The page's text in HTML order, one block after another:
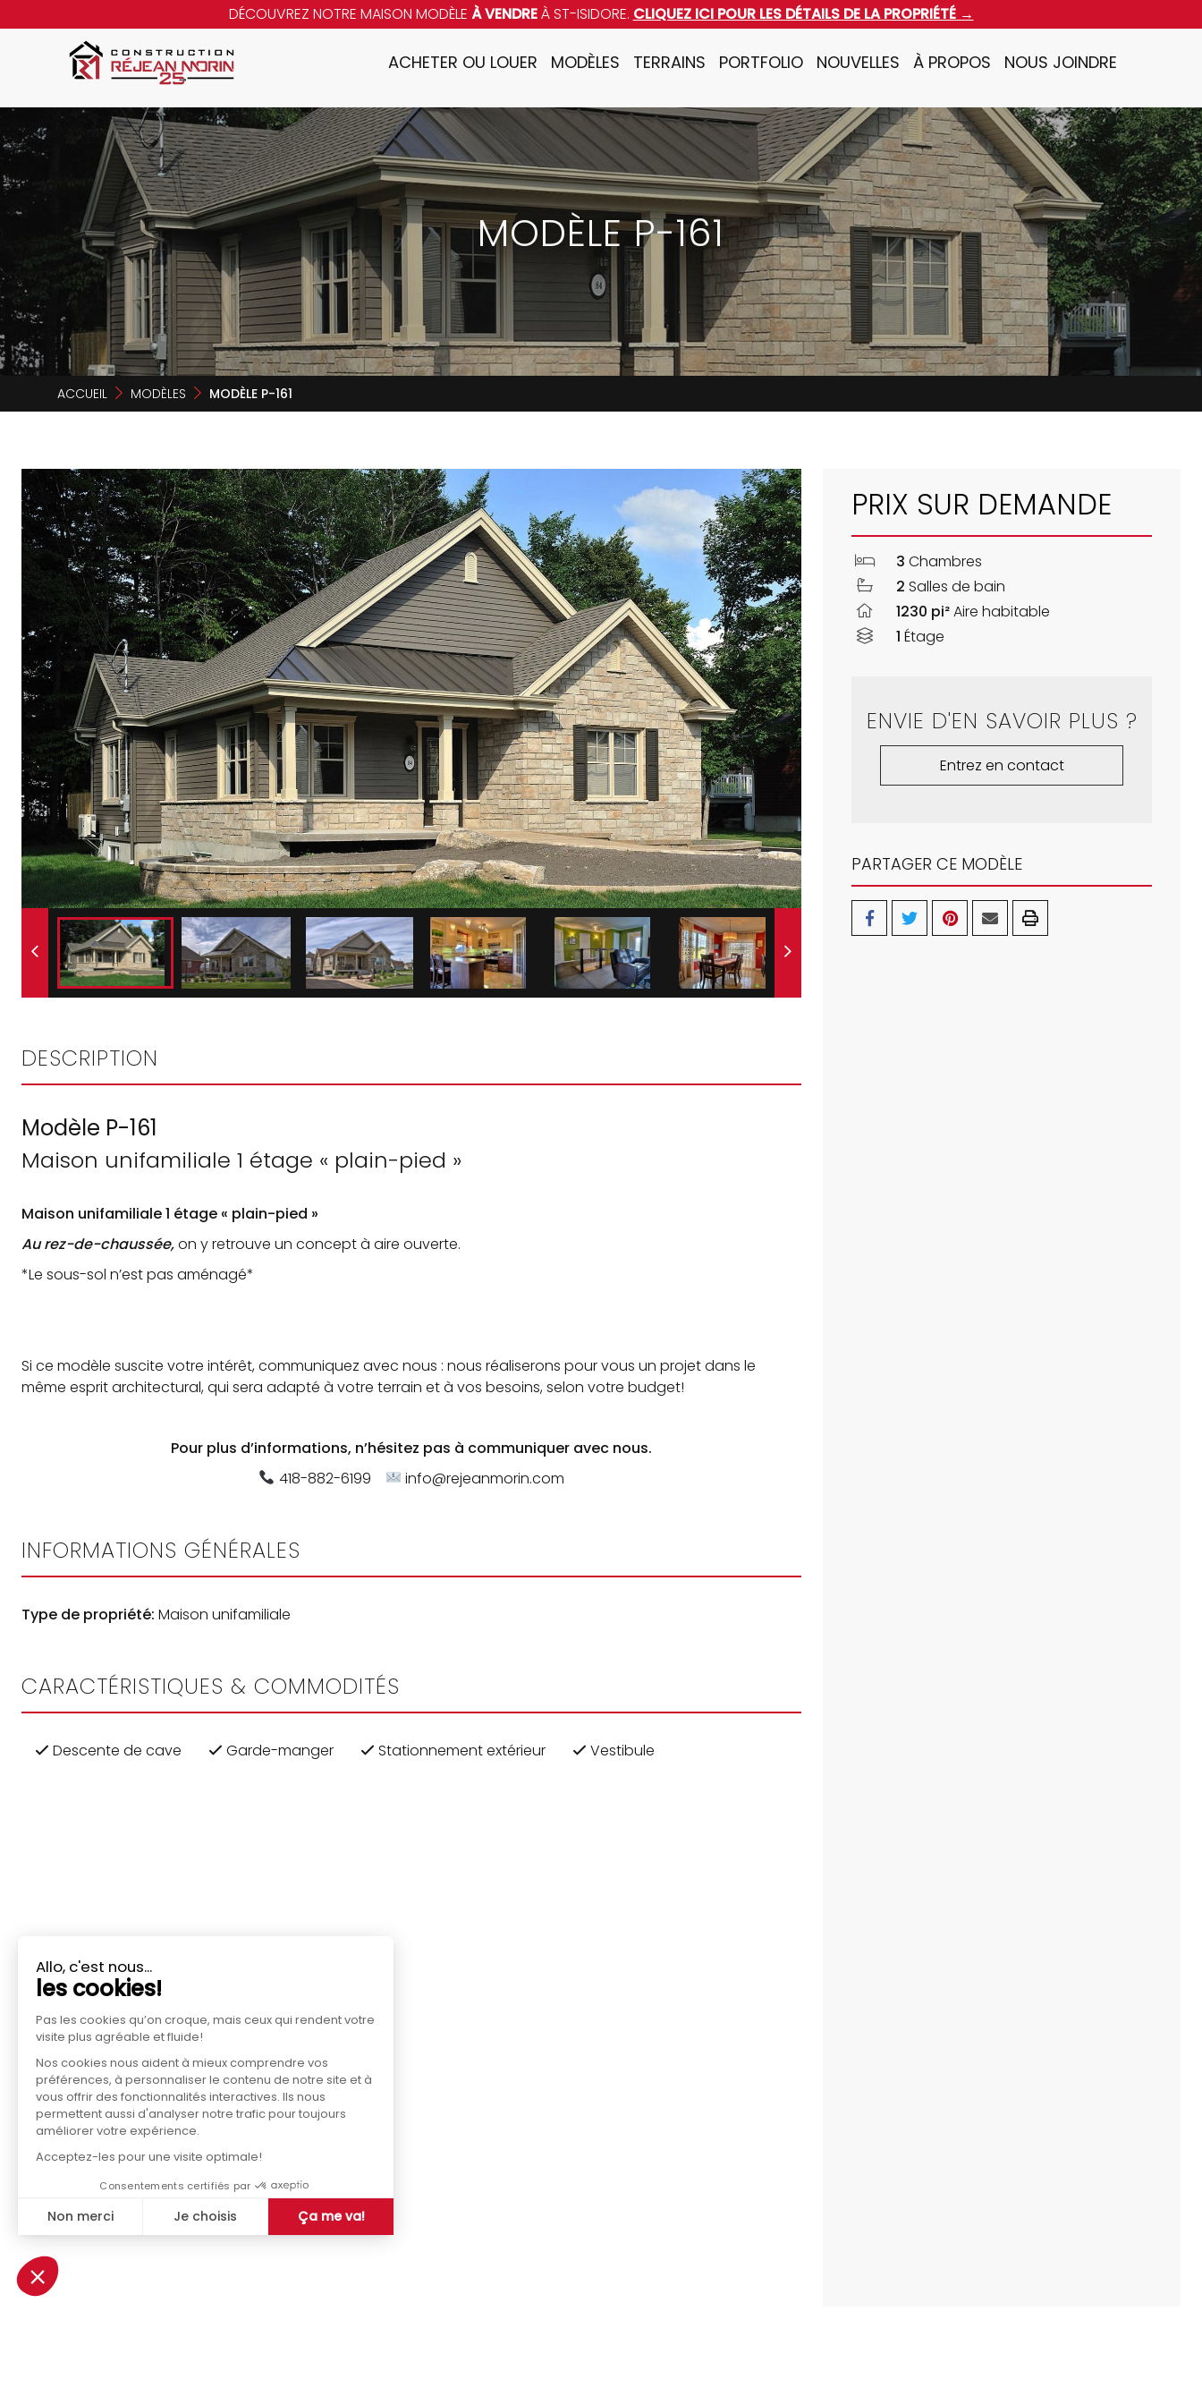
DÉCOUVREZ NOTRE MAISON MODÈLE À VENDREÀ ST-ISIDORE. CLIQUEZ ICI POUR LES DÉTAILS DE LA PROPRIÉTÉ →
ACHETER OU LOUER MODÈLES TERRAINS PORTFOLIO NOUVELLES À PROPOS NOUS JOINDRE
MODÈLE P-161
ACCUEIL MODÈLES MODÈLE P-161
PRIX SUR DEMANDE
3 Chambres
2 Salles de bain
1230 pi²Aire habitable
1 Étage
ENVIE D'EN SAVOIR PLUS ?
Entrez en contact
PARTAGER CE MODÈLE
DESCRIPTION
Modèle P-161
Maison unifamiliale 1 étage « plain-pied »
Maison unifamiliale 1 étage « plain-pied »
Au rez-de-chaussée,on y retrouve un concept à aire ouverte.
*Le sous-sol n’est pas aménagé*
Si ce modèle suscite votre intérêt, communiquez avec nous : nous réaliserons pour vous un projet dans le
même esprit architectural, qui sera adapté à votre terrain et à vos besoins, selon votre budget!
Pour plus d’informations, n’hésitez pas à communiquer avec nous.
418-882-6199
info@rejeanmorin.com
INFORMATIONS GÉNÉRALES
Type de propriété: Maison unifamiliale
CARACTÉRISTIQUES & COMMODITÉS
Descente de cave Garde-manger Stationnement extérieur Vestibule